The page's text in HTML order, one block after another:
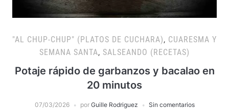
"AL CHUP-CHUP" (PLATOS DE CUCHARA), CUARESMA Y
SEMANA SANTA, SALSEANDO (RECETAS)
Potaje rápido de garbanzos y bacalao en
20 minutos
07/03/2026 por Guille Rodriguez Sin comentarios